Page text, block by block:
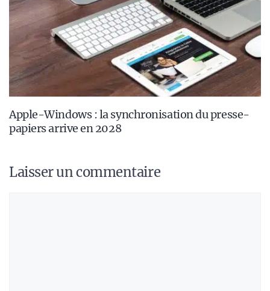
Apple-Windows : la synchronisation du presse-
papiers arrive en 2028
Laisser un commentaire